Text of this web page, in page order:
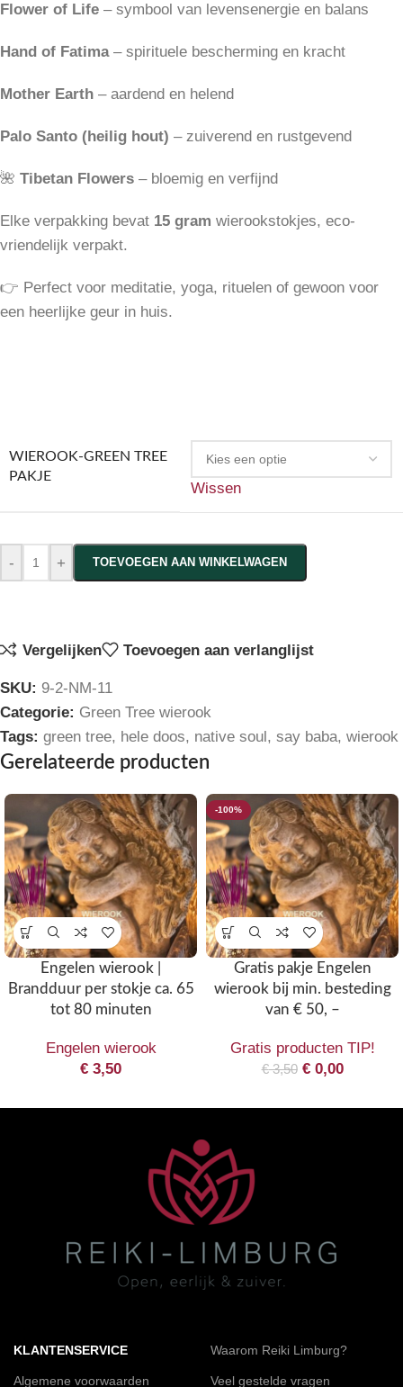
Flower of Life – symbool van levensenergie en balans
Hand of Fatima– spirituele bescherming en kracht
Mother Earth – aardend en helend
Palo Santo (heilig hout) – zuiverend en rustgevend
🌺 Tibetan Flowers – bloemig en verfijnd
Elke verpakking bevat 15 gram wierookstokjes, eco-
vriendelijk verpakt.
👉 Perfect voor meditatie, yoga, rituelen of gewoon voor
een heerlijke geur in huis.
WIEROOK-GREEN TREE
PAKJE
Wissen
- + TOEVOEGEN AAN WINKELWAGEN
Vergelijken Toevoegen aan verlanglijst
SKU: 9-2-NM-11
Categorie: Green Tree wierook
Tags: green tree, hele doos, native soul, say baba, wierook
Gerelateerde producten
Engelen wierook |
Brandduur per stokje ca. 65
tot 80 minuten
Engelen wierook
€ 3,50
-100%
Gratis pakje Engelen
wierook bij min. besteding
van € 50, –
Gratis producten TIP!
€3,50 €0,00
KLANTENSERVICE
Algemene voorwaarden
Waarom Reiki Limburg?
Veel gestelde vragen